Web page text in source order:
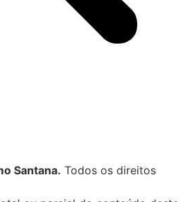
Santana. Todos os direitos